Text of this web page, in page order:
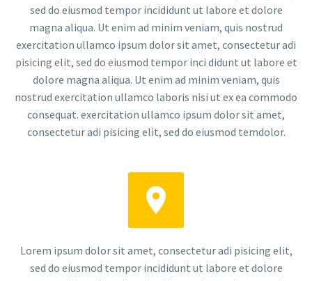
sed do eiusmod tempor incididunt ut labore et dolore
magna aliqua. Ut enim ad minim veniam, quis nostrud
exercitation ullamco ipsum dolor sit amet, consectetur adi
pisicing elit, sed do eiusmod tempor inci didunt ut labore et
dolore magna aliqua. Ut enim ad minim veniam, quis
nostrud exercitation ullamco laboris nisi ut ex ea commodo
consequat. exercitation ullamco ipsum dolor sit amet,
consectetur adi pisicing elit, sed do eiusmod temdolor.


Lorem ipsum dolor sit amet, consectetur adi pisicing elit,
sed do eiusmod tempor incididunt ut labore et dolore